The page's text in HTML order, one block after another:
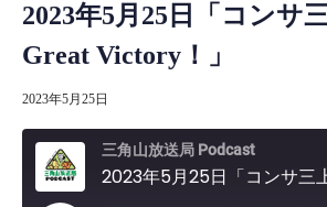
2023年5月25日「コンサ
Great Victory！」
2023年5月25日
三角山放送局 Podcast